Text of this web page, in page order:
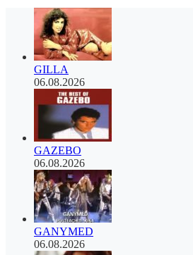
GILLA
06.08.2026
GAZEBO
06.08.2026
GANYMED
06.08.2026